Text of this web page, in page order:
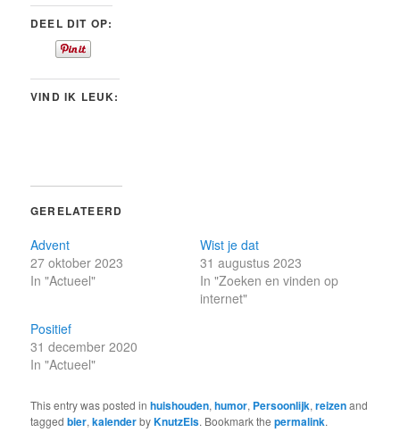
DEEL DIT OP:
VIND IK LEUK:
GERELATEERD
Advent
27 oktober 2023
In "Actueel"
Wist je dat
31 augustus 2023
In "Zoeken en vinden op
internet"
Positief
31 december 2020
In "Actueel"
This entry was posted inhuishouden,humor, Persoonlijk,reizenand
taggedbier,kalenderbyKnutzEls. Bookmark thepermalink.